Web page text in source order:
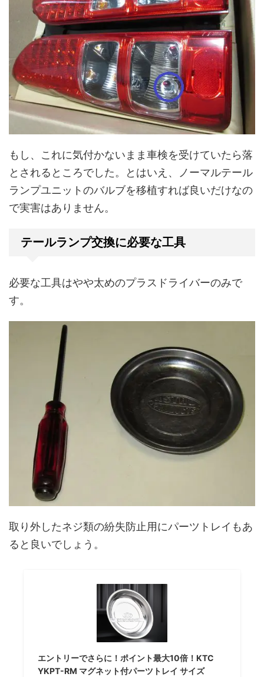
もし、これに気付かないまま車検を受けていたら落
とされるところでした。とはいえ、ノーマルテール
ランプユニットのバルブを移植すれば良いだけなの
で実害はありません。
テールランプ交換に必要な工具
必要な工具はやや太めのプラスドライバーのみで
す。
取り外したネジ類の紛失防止用にパーツトレイもあ
ると良いでしょう。
エントリーでさらに！ポイント最大10倍！KTC
YKPT-RM マグネット付パーツトレイ サイズ